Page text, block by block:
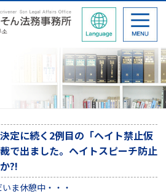
定に続く2例目の「ヘイト禁止仮
で出ました。ヘイトスピーチ防止
?!
いま休憩中・・・